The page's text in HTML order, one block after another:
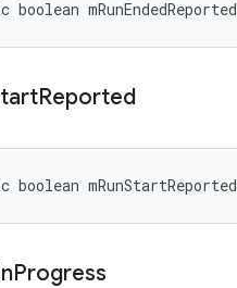
boolean mRunEndedReported
Reported
boolean mRunStartReported
Progress